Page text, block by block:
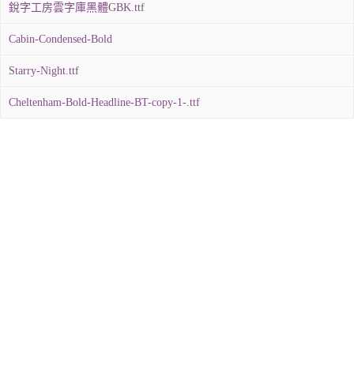
銳字工房雲字庫黑體GBK.ttf
Cabin-Condensed-Bold
Starry-Night.ttf
Cheltenham-Bold-Headline-BT-copy-1-.ttf